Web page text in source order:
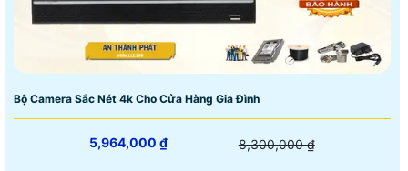
Bộ Camera Sắc Nét 4k Cho Cửa Hàng Gia Đình
5,964,000 ₫ 8,300,000 ₫